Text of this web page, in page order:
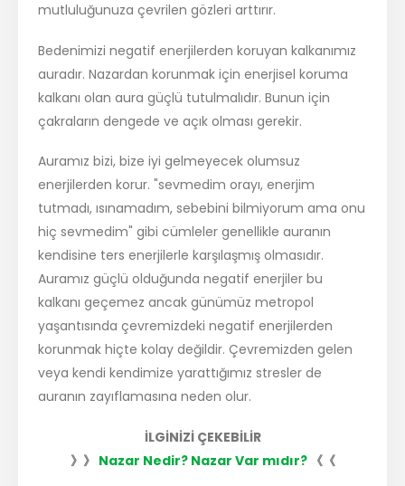
mutluluğunuza çevrilen gözleri arttırır.
Bedenimizi negatif enerjilerden koruyan kalkanımız
auradır. Nazardan korunmak için enerjisel koruma
kalkanı olan aura güçlü tutulmalıdır. Bunun için
çakraların dengede ve açık olması gerekir.
Auramız bizi, bize iyi gelmeyecek olumsuz
enerjilerden korur. "sevmedim orayı, enerjim
tutmadı, ısınamadım, sebebini bilmiyorum ama onu
hiç sevmedim" gibi cümleler genellikle auranın
kendisine ters enerjilerle karşılaşmış olmasıdır.
Auramız güçlü olduğunda negatif enerjiler bu
kalkanı geçemez ancak günümüz metropol
yaşantısında çevremizdeki negatif enerjilerden
korunmak hiçte kolay değildir. Çevremizden gelen
veya kendi kendimize yarattığımız stresler de
auranın zayıflamasına neden olur.
İLGİNİZİ ÇEKEBİLİR
》》 Nazar Nedir? Nazar Var mıdır?《《